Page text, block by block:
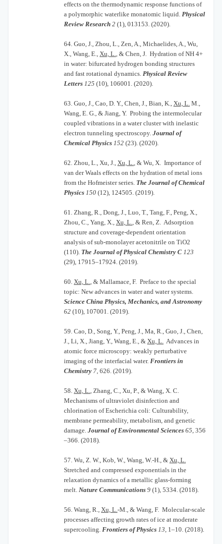
effects on the thermodynamic response functions of
a polymorphic waterlike monatomic liquid. Physical
Review Research 2 (1), 013153. (2020).
64. Guo, J., Zhou, L., Zen, A., Michaelides, A., Wu,
X., Wang, E., Xu, L., & Chen, J. Hydration of NH 4+
in water: bifurcated hydrogen bonding structures
and fast rotational dynamics. Physical Review
Letters 125 (10), 106001. (2020).
63. Guo, J., Cao, D. Y., Chen, J., Bian, K., Xu, L. M.,
Wang, E. G., & Jiang, Y. Probing the intermolecular
coupled vibrations in a water cluster with inelastic
electron tunneling spectroscopy. Journal of
Chemical Physics 152 (23). (2020).
62. Zhou, L., Xu, J., Xu, L., & Wu, X. Importance of
van der Waals effects on the hydration of metal ions
from the Hofmeister series. The Journal of Chemical
Physics 150 (12), 124505. (2019).
61. Zhang, R., Dong, J., Luo, T., Tang, F., Peng, X.,
Zhou, C., Yang, X., Xu, L., & Ren, Z. Adsorption
structure and coverage-dependent orientation
analysis of sub-monolayer acetonitrile on TiO2
(110). The Journal of Physical Chemistry C 123
(29), 17915–17924. (2019).
60. Xu, L., & Mallamace, F. Preface to the special
topic: New advances in water and water systems.
Science China Physics, Mechanics, and Astronomy
62 (10), 107001. (2019).
59. Cao, D., Song, Y., Peng, J., Ma, R., Guo, J., Chen,
J., Li, X., Jiang, Y., Wang, E., & Xu, L. Advances in
atomic force microscopy: weakly perturbative
imaging of the interfacial water. Frontiers in
Chemistry 7, 626. (2019).
58. Xu, L., Zhang, C., Xu, P., & Wang, X. C.
Mechanisms of ultraviolet disinfection and
chlorination of Escherichia coli: Culturability,
membrane permeability, metabolism, and genetic
damage. Journal of Environmental Sciences 65, 356
–366. (2018).
57. Wu, Z. W., Kob, W., Wang, W.-H., & Xu, L.
Stretched and compressed exponentials in the
relaxation dynamics of a metallic glass-forming
melt. Nature Communications 9 (1), 5334. (2018).
56. Wang, R., Xu, L.-M., & Wang, F. Molecular-scale
processes affecting growth rates of ice at moderate
supercooling. Frontiers of Physics 13, 1–10. (2018).